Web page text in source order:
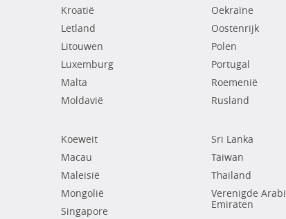
Kroatië
Letland
Litouwen
Luxemburg
Malta
Moldavië
Oekraïne
Oostenrijk
Polen
Portugal
Roemenië
Rusland
Koeweit
Macau
Maleisië
Mongolië
Singapore
Sri Lanka
Taiwan
Thailand
Verenigde
Emiraten